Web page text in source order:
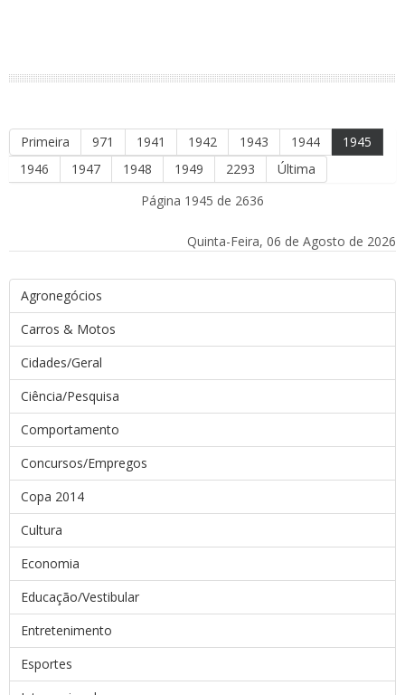
Primeira 971 1941 1942 1943 1944
1945
1946
1947 1948 1949 2293
Última
Página 1945 de 2636
Quinta-Feira, 06 de Agosto de 2026
Agronegócios
Carros & Motos
Cidades/Geral
Ciência/Pesquisa
Comportamento
Concursos/Empregos
Copa 2014
Cultura
Economia
Educação/Vestibular
Entretenimento
Esportes